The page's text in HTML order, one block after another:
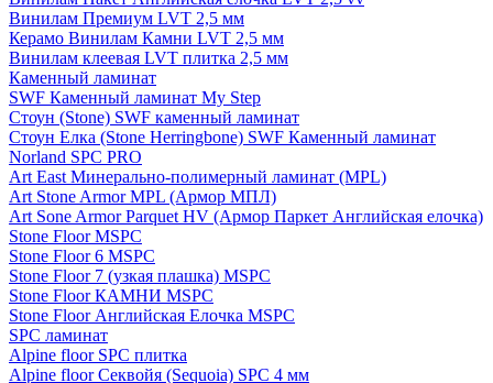
Винилам Премиум LVT 2,5 мм
Керамо Винилам Камни LVT 2,5 мм
Винилам клеевая LVT плитка 2,5 мм
Каменный ламинат
SWF Каменный ламинат My Step
Стоун (Stone) SWF каменный ламинат
Стоун Елка (Stone Herringbone) SWF Каменный ламинат
Norland SPC PRO
Art East Минерально-полимерный ламинат (MPL)
Art Stone Armor MPL (Армор МПЛ)
Art Sone Armor Parquet HV (Армор Паркет Английская елочка)
Stone Floor MSPC
Stone Floor 6 MSPC
Stone Floor 7 (узкая плашка) MSPC
Stone Floor КАМНИ MSPC
Stone Floor Английская Елочка MSPC
SPC ламинат
Alpine floor SPC плитка
Alpine floor Секвойя (Sequoia) SPC 4 мм